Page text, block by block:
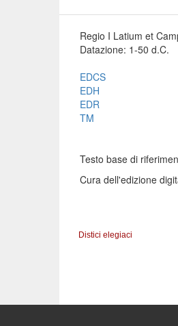
Regio I Latium et
Datazione: 1-50 d.C.
EDCS
EDH
EDR
TM
Testo base di
Cura dell'edizione
Distici elegiaci